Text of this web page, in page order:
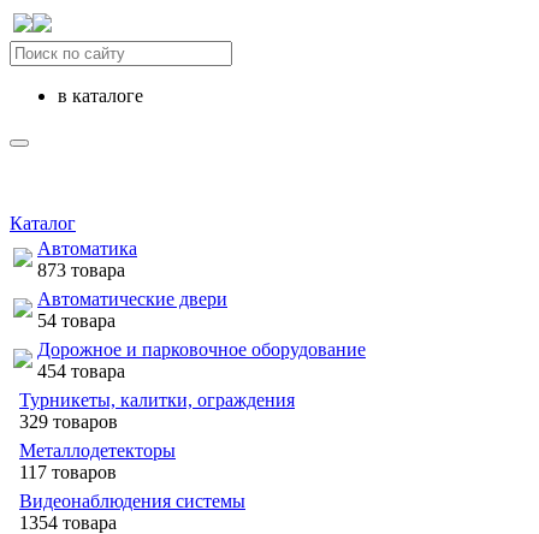
в каталоге
Каталог
Автоматика
873 товара
Автоматические двери
54 товара
Дорожное и парковочное оборудование
454 товара
Турникеты, калитки, ограждения
329 товаров
Металлодетекторы
117 товаров
Видеонаблюдения cистемы
1354 товара